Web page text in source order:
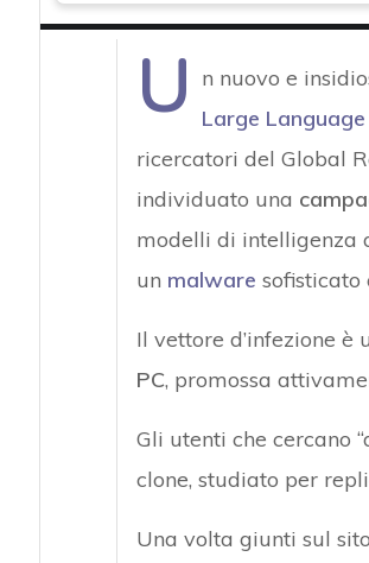
U
n nuovo e
Large
ricercatori del Global
individuato una
modelli di intelligenza
un malware sofisticato
Il vettore d’infezione
PC, promossa
Gli utenti che cercano
clone, studiato per
Una volta giunti sul